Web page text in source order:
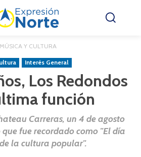
Y CULTURA
Interés General
Los Redondos
función
Carreras, un 4 de agosto
fue recordado como "El día
la cultura popular".